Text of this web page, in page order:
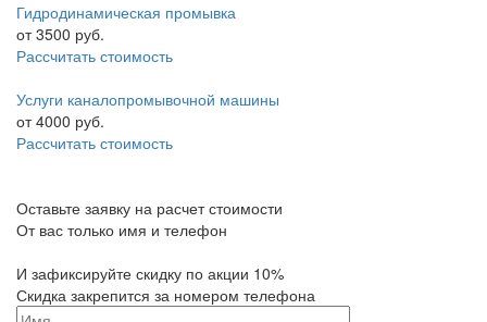
Гидродинамическая промывка
от3500 руб.
Рассчитать стоимость
Услуги каналопромывочной машины
от4000 руб.
Рассчитать стоимость
Оставьте заявку на расчет стоимости
От вас только имя и телефон
И зафиксируйте скидку по акции 10%
Скидка закрепится за номером телефона